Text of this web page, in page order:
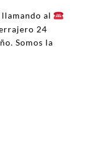
al
24
Somos la